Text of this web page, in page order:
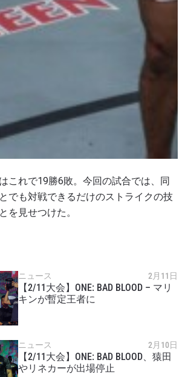
これで19勝6敗。今回の試合では、同
でも対戦できるだけのストライクの技
を見せつけた。
ニュース 2月11日
【2/11大会】ONE: BAD BLOOD – マリ
キンが暫定王者に
ニュース 2月10日
【2/11大会】ONE: BAD BLOOD、猿田
やリネカーが出場停止